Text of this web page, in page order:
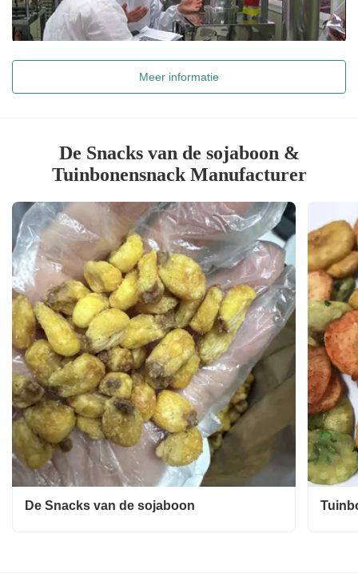
Meer informatie
De Snacks van de sojaboon &
Tuinbonensnack Manufacturer
De Snacks van de sojaboon